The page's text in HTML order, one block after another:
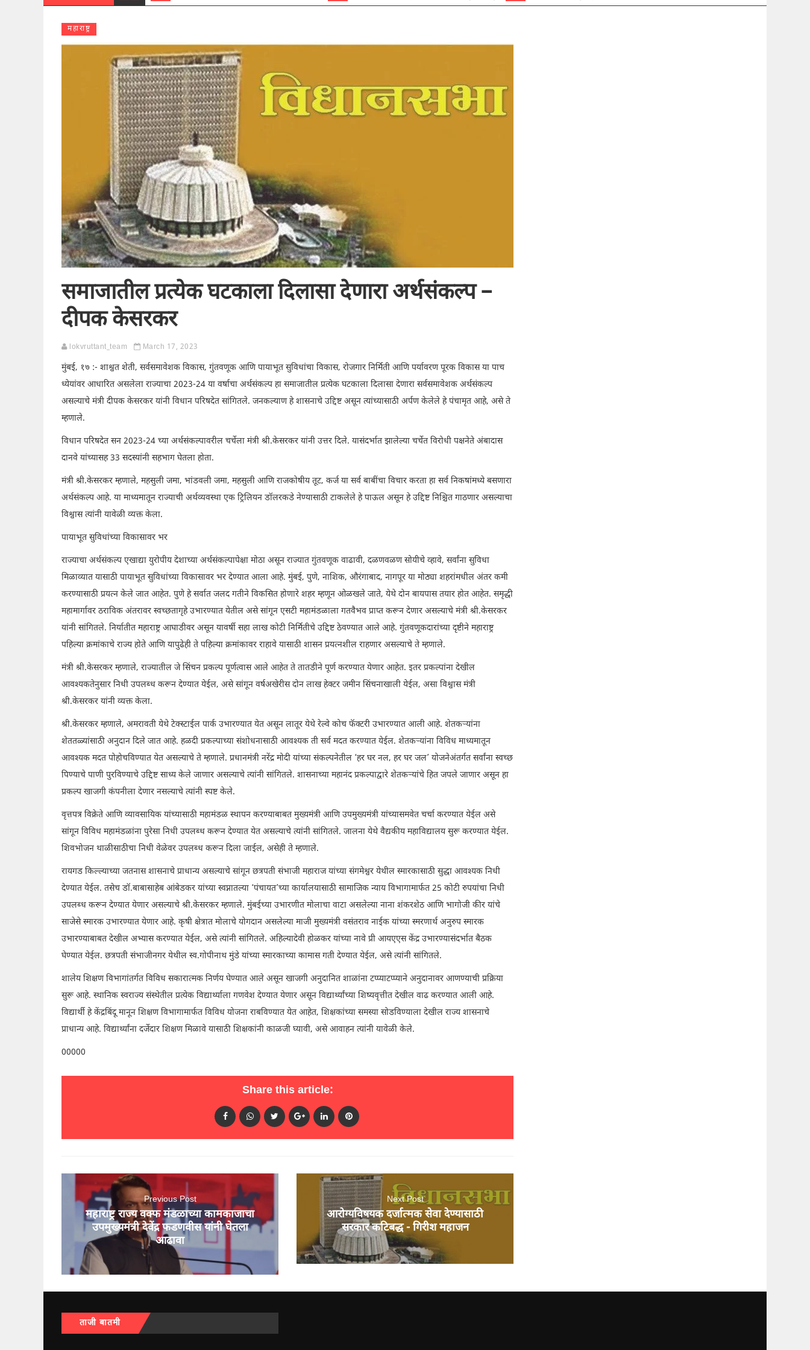
महाराष्ट्र
समाजातील प्रत्येक घटकाला दिलासा देणारा अर्थसंकल्प –
दीपक केसरकर
lokvruttant_team March 17, 2023
मुंबई, १७ :- शाश्वत शेती, सर्वसमावेशक विकास, गुंतवणूक आणि पायाभूत सुविधांचा विकास, रोजगार निर्मिती आणि पर्यावरण पूरक विकास या पाच
ध्येयांवर आधारित असलेला राज्याचा 2023-24 या वर्षाचा अर्थसंकल्प हा समाजातील प्रत्येक घटकाला दिलासा देणारा सर्वसमावेशक अर्थसंकल्प
असल्याचे मंत्री दीपक केसरकर यांनी विधान परिषदेत सांगितले. जनकल्याण हे शासनाचे उद्दिष्ट असून त्यांच्यासाठी अर्पण केलेले हे पंचामृत आहे, असे ते
म्हणाले.
विधान परिषदेत सन 2023-24 च्या अर्थसंकल्पावरील चर्चेला मंत्री श्री.केसरकर यांनी उत्तर दिले. यासंदर्भात झालेल्या चर्चेत विरोधी पक्षनेते अंबादास
दानवे यांच्यासह 33 सदस्यांनी सहभाग घेतला होता.
मंत्री श्री.केसरकर म्हणाले, महसुली जमा, भांडवली जमा, महसुली आणि राजकोषीय तूट, कर्ज या सर्व बाबींचा विचार करता हा सर्व निकषांमध्ये बसणारा
अर्थसंकल्प आहे. या माध्यमातून राज्याची अर्थव्यवस्था एक ट्रिलियन डॉलरकडे नेण्यासाठी टाकलेले हे पाऊल असून हे उद्दिष्ट निश्चित गाठणार असल्याचा
विश्वास त्यांनी यावेळी व्यक्त केला.
पायाभूत सुविधांच्या विकासावर भर
राज्याचा अर्थसंकल्प एखाद्या युरोपीय देशाच्या अर्थसंकल्पापेक्षा मोठा असून राज्यात गुंतवणूक वाढावी, दळणवळण सोयीचे व्हावे, सर्वांना सुविधा
मिळाव्यात यासाठी पायाभूत सुविधांच्या विकासावर भर देण्यात आला आहे. मुंबई, पुणे, नाशिक, औरंगाबाद, नागपूर या मोठ्या शहरांमधील अंतर कमी
करण्यासाठी प्रयत्न केले जात आहेत. पुणे हे सर्वात जलद गतीने विकसित होणारे शहर म्हणून ओळखले जाते, येथे दोन बायपास तयार होत आहेत. समृद्धी
महामार्गावर ठराविक अंतरावर स्वच्छतागृहे उभारण्यात येतील असे सांगून एसटी महामंडळाला गतवैभव प्राप्त करून देणार असल्याचे मंत्री श्री.केसरकर
यांनी सांगितले. निर्यातीत महाराष्ट्र आघाडीवर असून यावर्षी सहा लाख कोटी निर्मितीचे उद्दिष्ट ठेवण्यात आले आहे. गुंतवणूकदारांच्या दृष्टीने महाराष्ट्र
पहिल्या क्रमांकाचे राज्य होते आणि यापुढेही ते पहिल्या क्रमांकावर राहावे यासाठी शासन प्रयत्नशील राहणार असल्याचे ते म्हणाले.
मंत्री श्री.केसरकर म्हणाले, राज्यातील जे सिंचन प्रकल्प पूर्णत्वास आले आहेत ते तातडीने पूर्ण करण्यात येणार आहेत. इतर प्रकल्पांना देखील
आवश्यकतेनुसार निधी उपलब्ध करून देण्यात येईल, असे सांगून वर्षअखेरीस दोन लाख हेक्टर जमीन सिंचनाखाली येईल, असा विश्वास मंत्री
श्री.केसरकर यांनी व्यक्त केला.
श्री.केसरकर म्हणाले, अमरावती येथे टेक्स्टाईल पार्क उभारण्यात येत असून लातूर येथे रेल्वे कोच फॅक्टरी उभारण्यात आली आहे. शेतकऱ्यांना
शेततळ्यांसाठी अनुदान दिले जात आहे. हळदी प्रकल्पाच्या संशोधनासाठी आवश्यक ती सर्व मदत करण्यात येईल. शेतकऱ्यांना विविध माध्यमातून
आवश्यक मदत पोहोचविण्यात येत असल्याचे ते म्हणाले. प्रधानमंत्री नरेंद्र मोदी यांच्या संकल्पनेतील ‘हर घर नल, हर घर जल’ योजनेअंतर्गत सर्वांना स्वच्छ
पिण्याचे पाणी पुरविण्याचे उद्दिष्ट साध्य केले जाणार असल्याचे त्यांनी सांगितले. शासनाच्या महानंद प्रकल्पाद्वारे शेतकऱ्यांचे हित जपले जाणार असून हा
प्रकल्प खाजगी कंपनीला देणार नसल्याचे त्यांनी स्पष्ट केले.
वृत्तपत्र विक्रेते आणि व्यावसायिक यांच्यासाठी महामंडळ स्थापन करण्याबाबत मुख्यमंत्री आणि उपमुख्यमंत्री यांच्यासमवेत चर्चा करण्यात येईल असे
सांगून विविध महामंडळांना पुरेसा निधी उपलब्ध करून देण्यात येत असल्याचे त्यांनी सांगितले. जालना येथे वैद्यकीय महाविद्यालय सुरू करण्यात येईल.
शिवभोजन थाळीसाठीचा निधी वेळेवर उपलब्ध करून दिला जाईल, असेही ते म्हणाले.
रायगड किल्ल्याच्या जतनास शासनाचे प्राधान्य असल्याचे सांगून छत्रपती संभाजी महाराज यांच्या संगमेश्वर येथील स्मारकासाठी सुद्धा आवश्यक निधी
देण्यात येईल. तसेच डॉ.बाबासाहेब आंबेडकर यांच्या स्वप्नातल्या ‘पंचायत’च्या कार्यालयासाठी सामाजिक न्याय विभागामार्फत 25 कोटी रुपयांचा निधी
उपलब्ध करून देण्यात येणार असल्याचे श्री.केसरकर म्हणाले. मुंबईच्या उभारणीत मोलाचा वाटा असलेल्या नाना शंकरशेठ आणि भागोजी कीर यांचे
साजेसे स्मारक उभारण्यात येणार आहे. कृषी क्षेत्रात मोलाचे योगदान असलेल्या माजी मुख्यमंत्री वसंतराव नाईक यांच्या स्मरणार्थ अनुरुप स्मारक
उभारण्याबाबत देखील अभ्यास करण्यात येईल, असे त्यांनी सांगितले. अहिल्यादेवी होळकर यांच्या नावे प्री आयएएस केंद्र उभारण्यासंदर्भात बैठक
घेण्यात येईल. छत्रपती संभाजीनगर येथील स्व.गोपीनाथ मुंडे यांच्या स्मारकाच्या कामास गती देण्यात येईल, असे त्यांनी सांगितले.
शालेय शिक्षण विभागांतर्गत विविध सकारात्मक निर्णय घेण्यात आले असून खाजगी अनुदानित शाळांना टप्प्याटप्प्याने अनुदानावर आणण्याची प्रक्रिया
सुरू आहे. स्थानिक स्वराज्य संस्थेतील प्रत्येक विद्यार्थ्याला गणवेश देण्यात येणार असून विद्यार्थ्यांच्या शिष्यवृत्तीत देखील वाढ करण्यात आली आहे.
विद्यार्थी हे केंद्रबिंदू मानून शिक्षण विभागामार्फत विविध योजना राबविण्यात येत आहेत, शिक्षकांच्या समस्या सोडविण्याला देखील राज्य शासनाचे
प्राधान्य आहे. विद्यार्थ्यांना दर्जेदार शिक्षण मिळावे यासाठी शिक्षकांनी काळजी घ्यावी, असे आवाहन त्यांनी यावेळी केले.
00000
Share this article:
Previous Post
महाराष्ट्र राज्य वक्फ मंडळाच्या कामकाजाचा
उपमुख्यमंत्री देवेंद्र फडणवीस यांनी घेतला
आढावा
Next Post
आरोग्यविषयक दर्जात्मक सेवा देण्यासाठी
सरकार कटिबद्ध - गिरीश महाजन
ताजी बातमी